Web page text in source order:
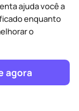
ajuda você a
enquanto
o
agora